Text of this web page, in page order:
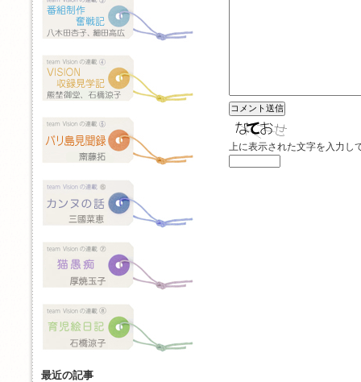
上に表示された文字を入力し
最近の記事